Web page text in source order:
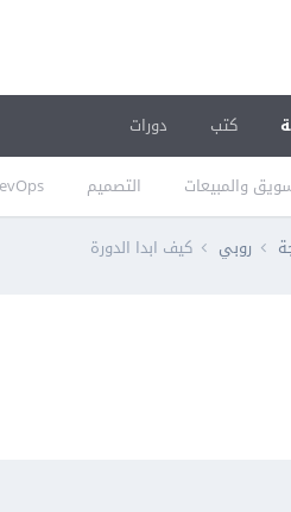
والمبيعات التصميم
كتب دورات
روبي كيف ابدا الدورة